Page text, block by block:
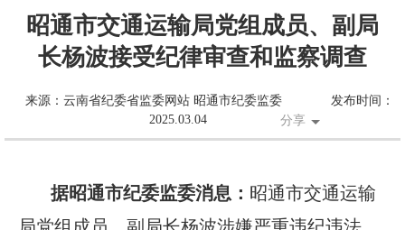
昭通市交通运输局党组成员、副局
长杨波接受纪律审查和监察调查
来源：云南省纪委省监委网站 昭通市纪委监委
发布时间：
2025.03.04
分享
据昭通市纪委监委消息： 昭通市交通运输